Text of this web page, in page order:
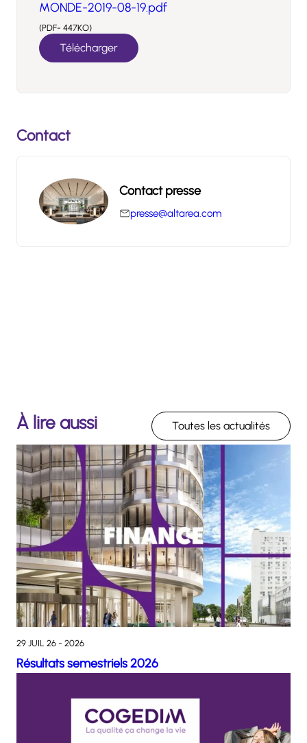
MONDE-2019-08-19.pdf
(PDF- 447KO)
Télécharger
Contact
Contact presse
presse@altarea.com
À lire aussi Toutes les actualités
29 JUIL 26 - 2026
Résultats semestriels 2026